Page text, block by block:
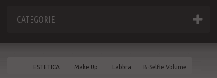
CATEGORIE
ESTETICA Make Up Labbra B-Selfie Volume